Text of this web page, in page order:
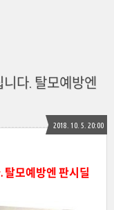
다. 탈모예방엔
2018. 10. 5. 20:00
탈모예방엔 판시딜